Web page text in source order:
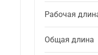
Рабочая
Общая длина